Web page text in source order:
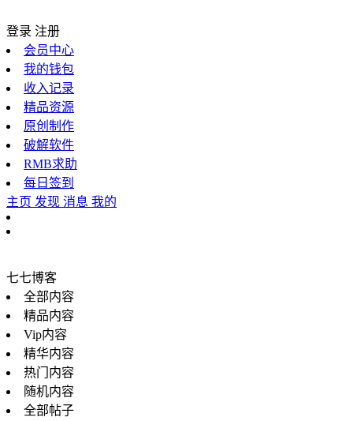
登录 注册
会员中心
我的钱包
收入记录
精品资源
原创制作
破解软件
RMB求助
每日签到
主页 发现 消息 我的
七七博客
全部内容
精品内容
Vip内容
精华内容
热门内容
随机内容
全部帖子